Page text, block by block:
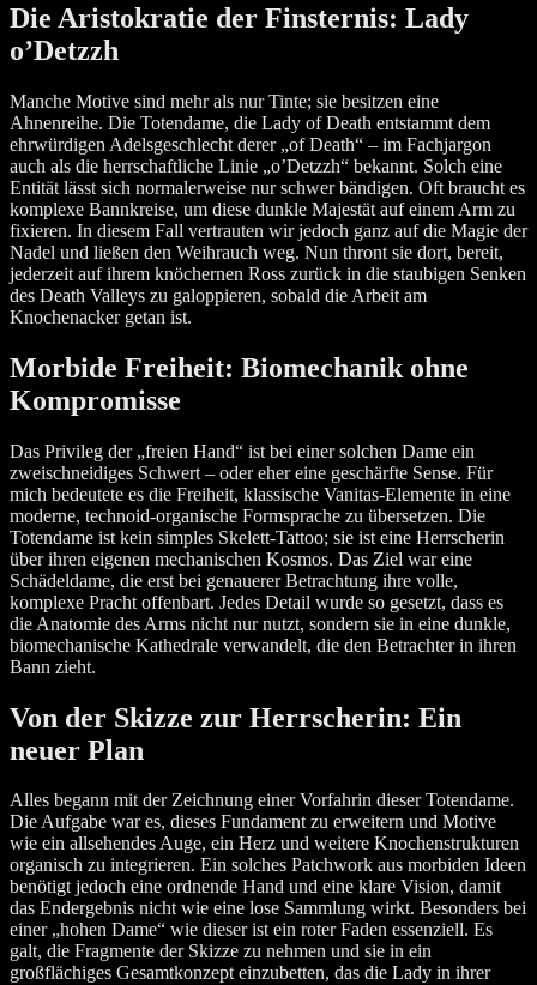
Die Aristokratie der Finsternis: Lady
o’Detzzh
Manche Motive sind mehr als nur Tinte; sie besitzen eine
Ahnenreihe. Die Totendame, die Lady of Death entstammt dem
ehrwürdigen Adelsgeschlecht derer „of Death“ – im Fachjargon
auch als die herrschaftliche Linie „o’Detzzh“ bekannt. Solch eine
Entität lässt sich normalerweise nur schwer bändigen. Oft braucht es
komplexe Bannkreise, um diese dunkle Majestät auf einem Arm zu
fixieren. In diesem Fall vertrauten wir jedoch ganz auf die Magie der
Nadel und ließen den Weihrauch weg. Nun thront sie dort, bereit,
jederzeit auf ihrem knöchernen Ross zurück in die staubigen Senken
des Death Valleys zu galoppieren, sobald die Arbeit am
Knochenacker getan ist.
Morbide Freiheit: Biomechanik ohne
Kompromisse
Das Privileg der „freien Hand“ ist bei einer solchen Dame ein
zweischneidiges Schwert – oder eher eine geschärfte Sense. Für
mich bedeutete es die Freiheit, klassische Vanitas-Elemente in eine
moderne, technoid-organische Formsprache zu übersetzen. Die
Totendame ist kein simples Skelett-Tattoo; sie ist eine Herrscherin
über ihren eigenen mechanischen Kosmos. Das Ziel war eine
Schädeldame, die erst bei genauerer Betrachtung ihre volle,
komplexe Pracht offenbart. Jedes Detail wurde so gesetzt, dass es
die Anatomie des Arms nicht nur nutzt, sondern sie in eine dunkle,
biomechanische Kathedrale verwandelt, die den Betrachter in ihren
Bann zieht.
Von der Skizze zur Herrscherin: Ein
neuer Plan
Alles begann mit der Zeichnung einer Vorfahrin dieser Totendame.
Die Aufgabe war es, dieses Fundament zu erweitern und Motive
wie ein allsehendes Auge, ein Herz und weitere Knochenstrukturen
organisch zu integrieren. Ein solches Patchwork aus morbiden Ideen
benötigt jedoch eine ordnende Hand und eine klare Vision, damit
das Endergebnis nicht wie eine lose Sammlung wirkt. Besonders bei
einer „hohen Dame“ wie dieser ist ein roter Faden essenziell. Es
galt, die Fragmente der Skizze zu nehmen und sie in ein
großflächiges Gesamtkonzept einzubetten, das die Lady in ihrer